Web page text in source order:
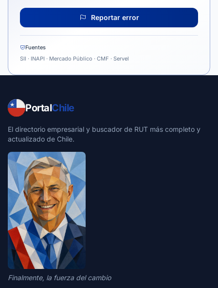
Reportar error
Fuentes
SII · INAPI · Mercado Público · CMF · Servel
PortalChile
El directorio empresarial y buscador de RUT más completo y
actualizado de Chile.
Finalmente, la fuerza del cambio